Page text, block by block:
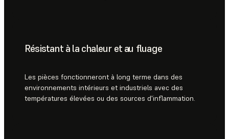
Résistant à la chaleur et au fluage
Les pièces fonctionneront à long terme dans des
environnements intérieurs et industriels avec des
températures élevées ou des sources d'inflammation.